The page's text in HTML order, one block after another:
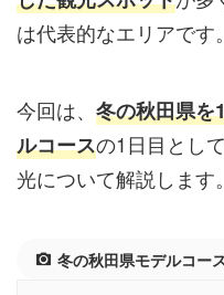
は代表的なエリアです。
今回は、 冬の秋田県を
ルコースの1日目とし
光について解説します。
冬の秋田県モデルコー